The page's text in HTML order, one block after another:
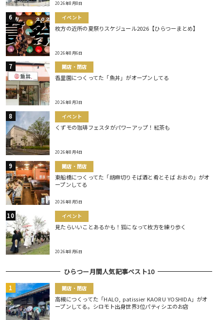
2026年8月8日
イベント
枚方の近所の夏祭りスケジュール2026【ひらつーまとめ】
2026年8月6日
開店・閉店
香里園につくってた「魚丼」がオープンしてる
2026年8月3日
イベント
くずモの珈琲フェスタがパワーアップ！紅茶も
2026年8月4日
開店・閉店
東船橋につくってた「胡麻切りそば酒と肴とそば おおの」がオ
ープンしてる
2026年8月5日
イベント
見たらいいことあるかも！狐になって枚方を練り歩く
2026年8月6日
ひらつー月間人気記事ベスト10
開店・閉店
高槻につくってた「HALO, patissier KAORU YOSHIDA」がオ
ープンしてる。シロモト出身世界3位パティシエのお店